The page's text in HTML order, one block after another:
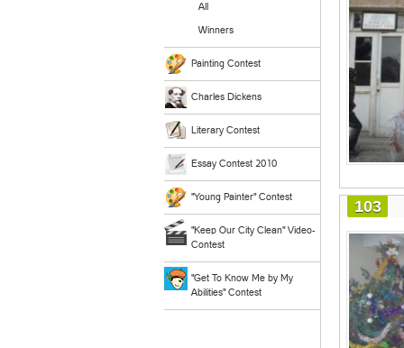
All
Winners
Painting Contest
Charles Dickens
Literary Contest
Essay Contest 2010
"Young Painter" Contest
"Keep Our City Clean" Video-
Contest
"Get To Know Me by My
Abilities" Contest
103